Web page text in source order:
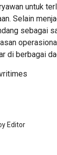
untuk
Selain
sebagai
di berbagai
Editor